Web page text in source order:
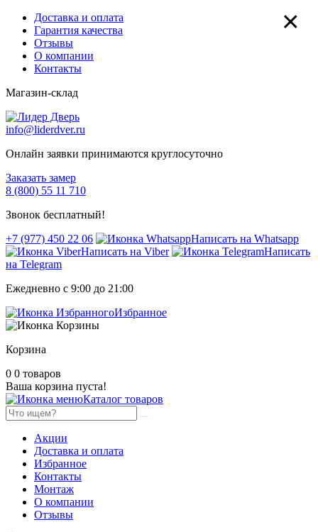
Доставка и оплата
Гарантия качества
Отзывы
О компании
Контакты
Магазин-склад
info@liderdver.ru
Онлайн заявки принимаются круглосуточно
Заказать замер
8 (800) 55 11 710
Звонок бесплатный!
+7 (977) 450 22 06
Написать на Whatsapp
Написать на Viber
Написать
на Telegram
Ежедневно с 9:00 до 21:00
Избранное
Корзина
0 0 товаров
Ваша корзина пуста!
Каталог товаров
Акции
Доставка и оплата
Избранное
Контакты
Монтаж
О компании
Отзывы
×